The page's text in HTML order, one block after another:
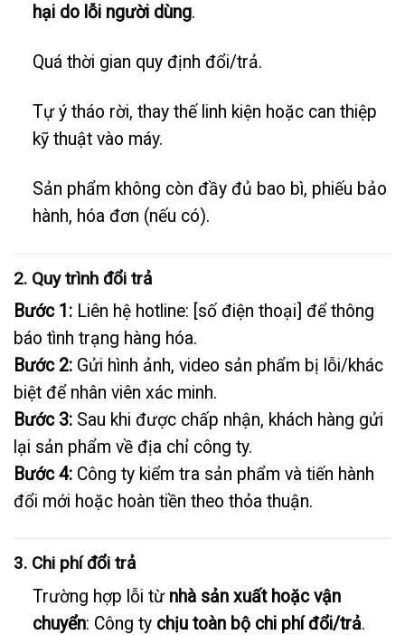
hại do lỗi người dùng.
Quá thời gian quy định đổi/trả.
Tự ý tháo rời, thay thế linh kiện hoặc can thiệp
kỹ thuật vào máy.
Sản phẩm không còn đầy đủ bao bì, phiếu bảo
hành, hóa đơn (nếu có).
2. Quy trình đổi trả
Bước 1: Liên hệ hotline: [số điện thoại] để thông
báo tình trạng hàng hóa.
Bước 2: Gửi hình ảnh, video sản phẩm bị lỗi/khác
biệt để nhân viên xác minh.
Bước 3: Sau khi được chấp nhận, khách hàng gửi
lại sản phẩm về địa chỉ công ty.
Bước 4: Công ty kiểm tra sản phẩm và tiến hành
đổi mới hoặc hoàn tiền theo thỏa thuận.
3. Chi phí đổi trả
Trường hợp lỗi từ nhà sản xuất hoặc vận
chuyển: Công ty chịu toàn bộ chi phí đổi/trả.